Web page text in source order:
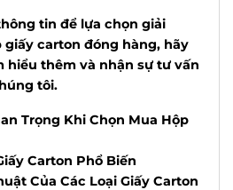
tin để lựa chọn giải
giấy carton đóng hàng, hãy
hiểu thêm và nhận sự tư vấn
ng tôi.
Trọng Khi Chọn Mua Hộp
Carton Phổ Biến
Của Các Loại Giấy Carton